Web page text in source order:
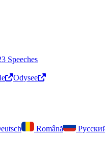
Speeches
Odysee
Română